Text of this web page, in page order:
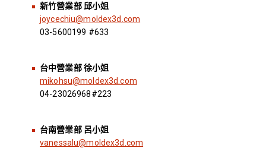
新竹營業部 邱小姐
joycechiu@moldex3d.com
03-5600199 #633
台中營業部 徐小姐
mikohsu@moldex3d.com
04-23026968#223
台南營業部 呂小姐
vanessalu@moldex3d.com